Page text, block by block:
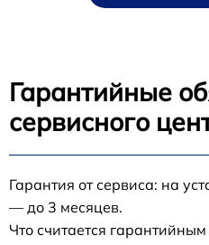
Гарантийные
сервисного
Гарантия от сервиса: на
— до 3 месяцев.
Что считается